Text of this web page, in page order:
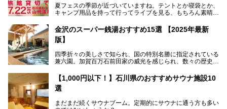
2025年7月からは「大江戸三つ星バイキング」がスタート！
───
提供元：大江戸温泉物語ホテルズ＆リゾーツ株式会社【P
この記事は大江戸温泉物語 あわづグランドホテルのPR記事
です。
夏フェスの季節が近づいていますね。テントとか寝袋とか、
キャンプ用品を持って行ってライブを見る、もちろん素晴ら
いやでもね、暑いし汗や砂埃でドロドロになるしうるさくて
夜は寝られないし、若い時はそういうのが良かったんですけ
今、もうちょっと気楽なフェスはないかな、と探してたらあ
りましたよ！
「加賀温泉郷フェス 2017」が石川県・山代温泉の瑠璃光を
全館貸し切って開催！
れちゃう！なんということでしょう！！
金沢のスーパー銭湯おすすめ15選 【2025年最新
版】
四季折々の美しさで知られ、国の特別名勝に指定されている
兼六園。加賀百万石前田家の威光を感じられ、数々の歴史的
ア。国内でも特に人気の観光地の1つです。北陸新幹線で東
京から約2時間30分と、首都圏からアクセスしやすい立地も
魅力ですね。
り、観光に加えて温泉もぜひ楽しみたいところ。金沢エリア
【1,000円以下！】石川県のおすすめサウナ施設10
選
まだまだ続くサウナブーム。定期的にサウナに通う方も多い